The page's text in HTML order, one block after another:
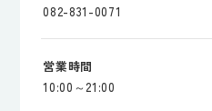
082-831-0071
営業時間
10:00～21:00